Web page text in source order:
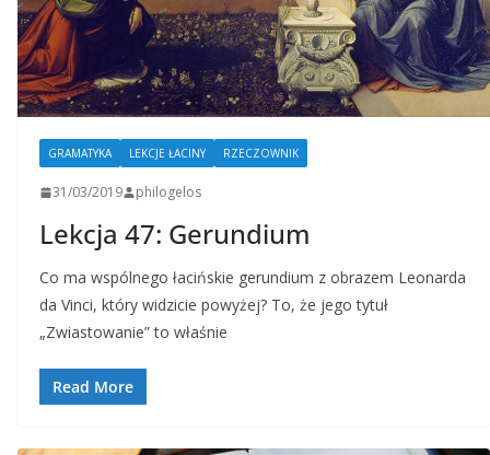
GRAMATYKA LEKCJE ŁACINY RZECZOWNIK
31/03/2019 philogelos
Lekcja 47: Gerundium
Co ma wspólnego łacińskie gerundium z obrazem Leonarda
da Vinci, który widzicie powyżej? To, że jego tytuł
„Zwiastowanie” to właśnie
Read More